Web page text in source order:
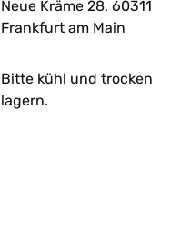
Neue Kräme 28, 60311
Frankfurt am Main
Bitte kühl und trocken
lagern.